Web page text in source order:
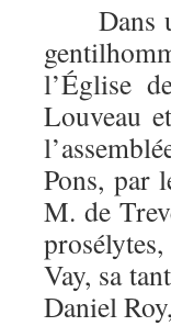
Dans
l’Église
Louveau
Pons, par
M. de
Vay, sa
Daniel